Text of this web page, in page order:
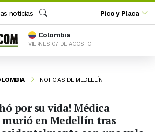
noticias
Buscar
Pico y Placa
Colombia
VIERNES 07 DE AGOSTO
NOTICIAS DE MEDELLÍN
por su vida! Médica
en Medellín tras